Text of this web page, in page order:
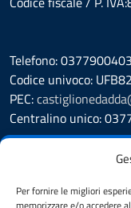
Per fornire le migliori
Telefono: 0377900403
Codice univoco:
PEC:
Centralino unico:
Prenotazione
Segnalazione